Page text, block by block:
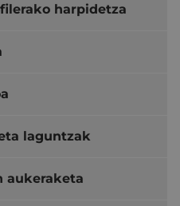
harpidetza
laguntzak
aukeraketa